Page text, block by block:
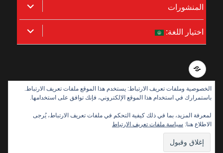
المنشورات
توسيع
القائمة
الفرعية
اختيار اللغة:
توسيع
القائمة
Integritetspolicy
Disabled Refugees Welcome
الخصوصية وملفات تعريف الارتباط: يستخدم هذا الموقع ملفات تعريف الارتباط.
باستمرارك في استخدام هذا الموقع الإلكتروني، فإنك توافق على استخدامها.
لمعرفة المزيد، بما في ذلك كيفية التحكم في ملفات تعريف الارتباط، يُرجى
الاطلاع هنا: سياسة ملفات تعريف الارتباط